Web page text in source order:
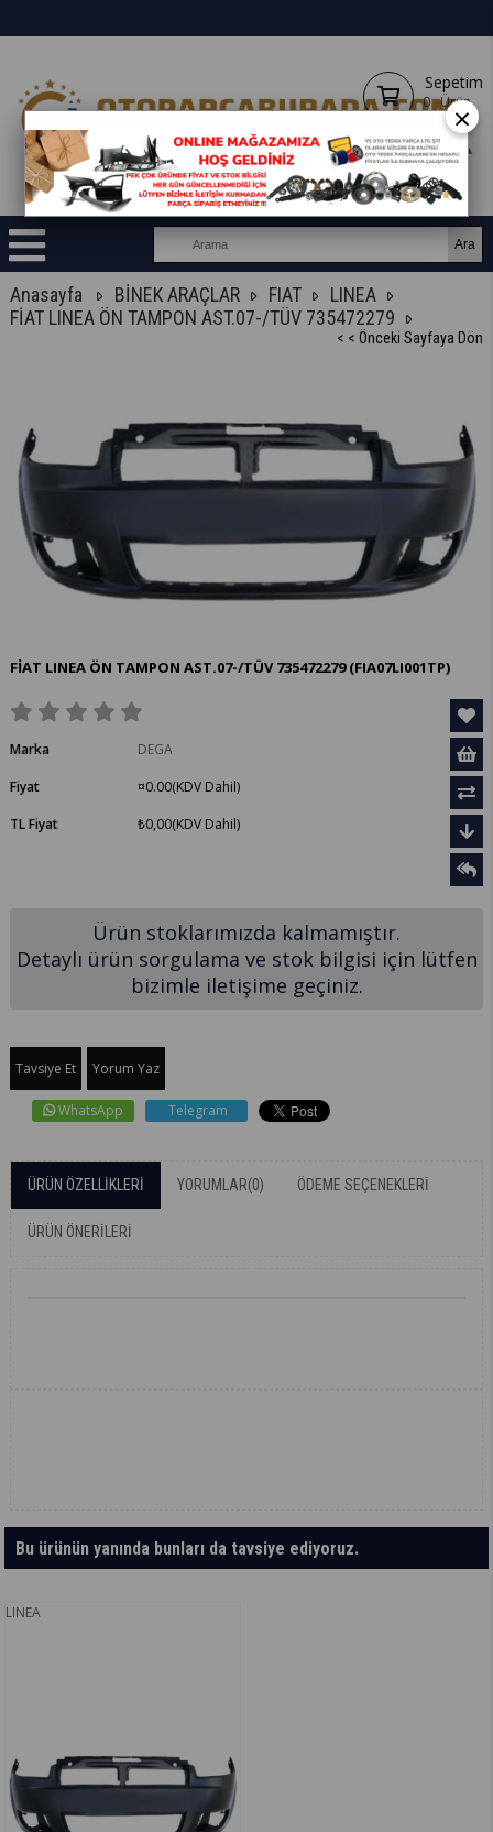
Sepetim
0 Ürün
Anasayfa BİNEK ARAÇLAR FIAT
LINEA
FİAT LINEA ÖN TAMPON AST.07-/TÜV 735472279
< < Önceki Sayfaya Dön
FİAT LINEA ÖN TAMPON AST.07-/TÜV 735472279(FIA07LI001TP)
Marka
DEGA
Fiyat
¤0.00(KDV Dahil)
TL Fiyat
₺0,00(KDV Dahil)
Ürün stoklarımızda kalmamıştır.
Detaylı ürün sorgulama ve stok bilgisi için lütfen
bizimle iletişime geçiniz.
Tavsiye Et Yorum Yaz
WhatsApp Telegram
ÜRÜN ÖZELLIKLERI YORUMLAR(0) ÖDEME SEÇENEKLERI
ÜRÜN ÖNERILERI
Bu ürünün yanında bunları da tavsiye ediyoruz.
LINEA
×